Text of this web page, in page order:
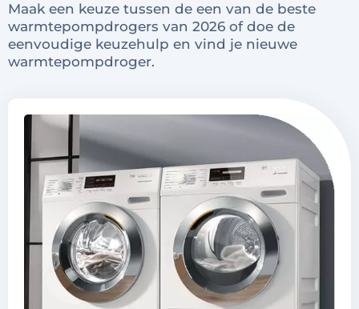
Maak een keuze tussen de een van de beste
warmtepompdrogers van 2026 of doe de
eenvoudige keuzehulp en vind je nieuwe
warmtepompdroger.